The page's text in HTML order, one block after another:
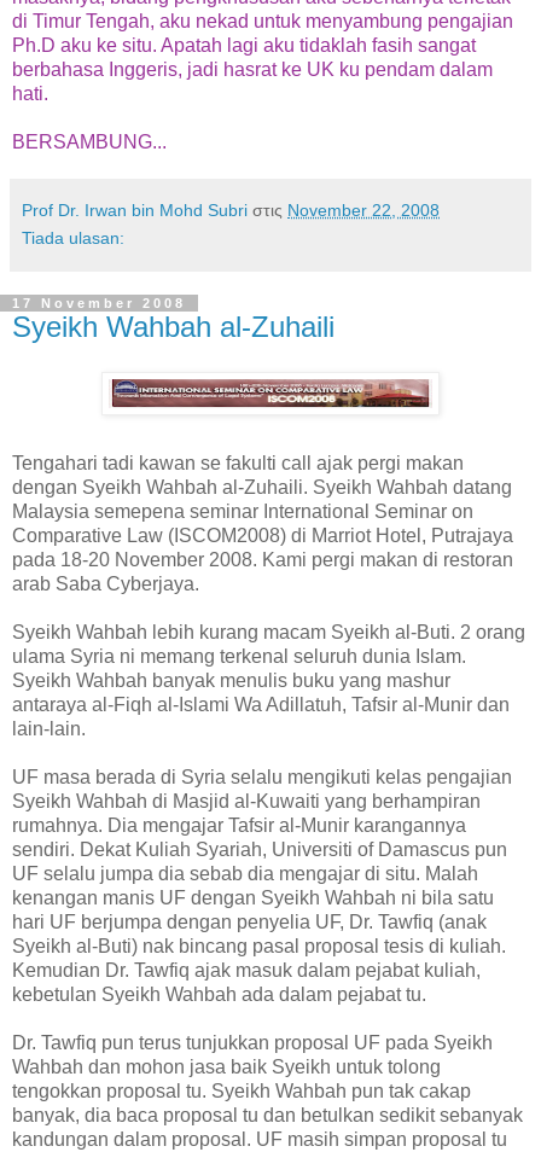
di Timur Tengah, aku nekad untuk menyambung pengajian
Ph.D aku ke situ. Apatah lagi aku tidaklah fasih sangat
berbahasa Inggeris, jadi hasrat ke UK ku pendam dalam
hati.
BERSAMBUNG...
Prof Dr. Irwan bin Mohd Subri στις November 22, 2008
Tiada ulasan:
17 November 2008
Syeikh Wahbah al-Zuhaili
Tengahari tadi kawan se fakulti call ajak pergi makan
dengan Syeikh Wahbah al-Zuhaili. Syeikh Wahbah datang
Malaysia semepena seminar International Seminar on
Comparative Law (ISCOM2008) di Marriot Hotel, Putrajaya
pada 18-20 November 2008. Kami pergi makan di restoran
arab Saba Cyberjaya.
Syeikh Wahbah lebih kurang macam Syeikh al-Buti. 2 orang
ulama Syria ni memang terkenal seluruh dunia Islam.
Syeikh Wahbah banyak menulis buku yang mashur
antaraya al-Fiqh al-Islami Wa Adillatuh, Tafsir al-Munir dan
lain-lain.
UF masa berada di Syria selalu mengikuti kelas pengajian
Syeikh Wahbah di Masjid al-Kuwaiti yang berhampiran
rumahnya. Dia mengajar Tafsir al-Munir karangannya
sendiri. Dekat Kuliah Syariah, Universiti of Damascus pun
UF selalu jumpa dia sebab dia mengajar di situ. Malah
kenangan manis UF dengan Syeikh Wahbah ni bila satu
hari UF berjumpa dengan penyelia UF, Dr. Tawfiq (anak
Syeikh al-Buti) nak bincang pasal proposal tesis di kuliah.
Kemudian Dr. Tawfiq ajak masuk dalam pejabat kuliah,
kebetulan Syeikh Wahbah ada dalam pejabat tu.
Dr. Tawfiq pun terus tunjukkan proposal UF pada Syeikh
Wahbah dan mohon jasa baik Syeikh untuk tolong
tengokkan proposal tu. Syeikh Wahbah pun tak cakap
banyak, dia baca proposal tu dan betulkan sedikit sebanyak
kandungan dalam proposal. UF masih simpan proposal tu